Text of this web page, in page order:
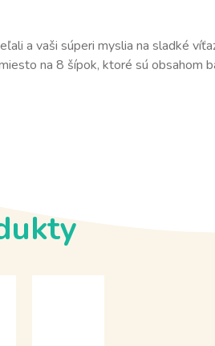
a vaši súperi myslia na sladké
na 8 šípok, ktoré sú obsahom